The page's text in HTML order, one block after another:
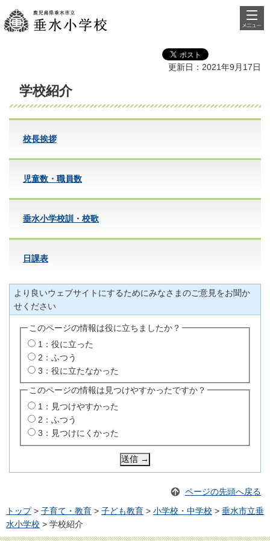
鹿児島県垂水市立垂水小学
校
検索・
共通メ
ニュー
更新日：2021年9月17日
学校紹介
校長挨拶
児童数・職員数
垂水小学校訓・校歌
日課表
より良いウェブサイトにするためにみなさまのご意見をお聞か
せください
このページの情報は役に立ちましたか？
1：役に立った
2：ふつう
3：役に立たなかった
このページの情報は見つけやすかったですか？
1：見つけやすかった
2：ふつう
3：見つけにくかった
ページの先頭へ戻る
トップ> 子育て・教育 > 子ども教育 > 小学校・中学校 > 垂水市立垂
水小学校 > 学校紹介